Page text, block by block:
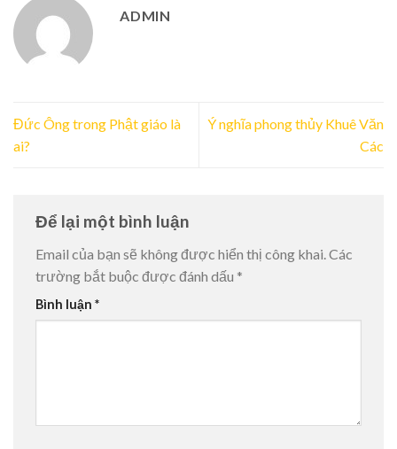
ADMIN
Đức Ông trong Phật giáo là
ai?
Ý nghĩa phong thủy Khuê Văn
Các
Để lại một bình luận
Email của bạn sẽ không được hiển thị công khai.Các
trường bắt buộc được đánh dấu *
Bình luận *